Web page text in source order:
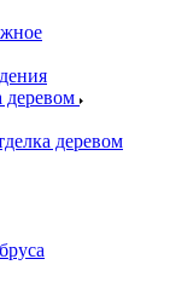
деревом
деревом